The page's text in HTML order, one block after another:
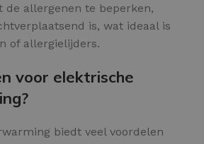
de allergenen te beperken,
is, wat ideaal is
of allergielijders.
voor elektrische
biedt veel voordelen